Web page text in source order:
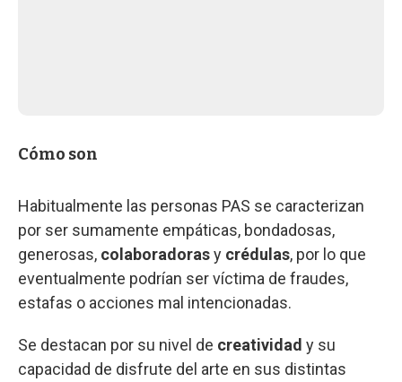
Cómo son
Habitualmente las personas PAS se caracterizan
por ser sumamente empáticas, bondadosas,
generosas, colaboradorasy crédulas, por lo que
eventualmente podrían ser víctima de fraudes,
estafas o acciones mal intencionadas.
Se destacan por su nivel de creatividad y su
capacidad de disfrute del arte en sus distintas